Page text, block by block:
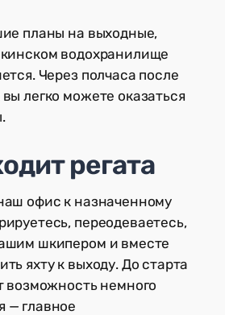
планы на выходные,
водохранилище
Через полчаса после
легко можете оказаться
регата
офис к назначенному
переодеваетесь,
шкипером и вместе
яхту к выходу. До старта
возможность немного
— главное